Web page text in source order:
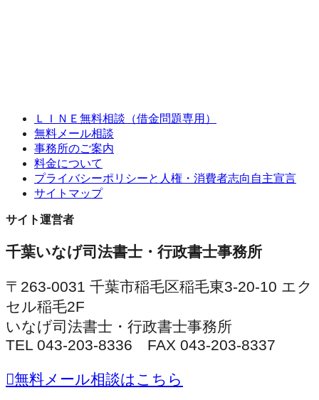
ＬＩＮＥ無料相談（借金問題専用）
無料メール相談
事務所のご案内
料金について
プライバシーポリシーと人権・消費者志向自主宣言
サイトマップ
サイト運営者
千葉いなげ司法書士・行政書士事務所
〒263-0031 千葉市稲毛区稲毛東3-20-10 エク
セル稲毛2F
いなげ司法書士・行政書士事務所
TEL 043-203-8336 FAX 043-203-8337
無料メール相談はこちら